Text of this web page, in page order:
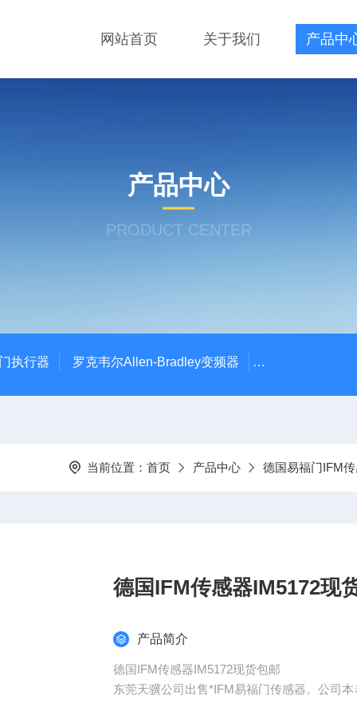
网站首页 关于我们 产品中
产品中心
PRODUCT CENTER
执行器 罗克韦尔Allen-Bradley变频器 德国Leybold真
当前位置： 首页 产品中心 德国易福门IFM
德国IFM传感器IM5172现
产品简介
德国IFM传感器IM5172现货包邮
东莞天骥公司出售*IFM易福门传感器。公司